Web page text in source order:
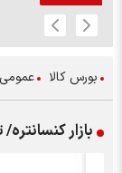
بورس کالا عمومی
بازار